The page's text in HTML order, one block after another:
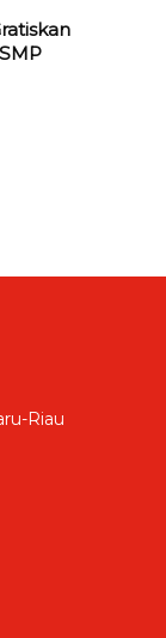
Riau